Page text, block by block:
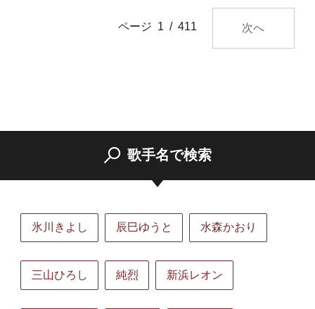
ページ 1 / 411 次へ
歌手名で検索
氷川きよし 辰巳ゆうと 水森かおり
三山ひろし 純烈 新浜レオン